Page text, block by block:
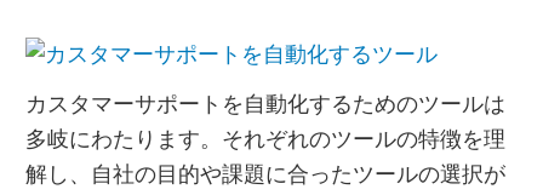
カスタマーサポートを自動化するためのツールは
多岐にわたります。それぞれのツールの特徴を理
解し、自社の目的や課題に合ったツールの選択が